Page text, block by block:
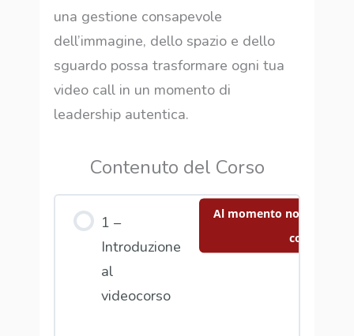
una gestione consapevole
dell’immagine, dello spazio e dello
sguardo possa trasformare ogni tua
video call in un momento di
leadership autentica.
Contenuto del Corso
1 –
Introduzione
al
videocorso
Al momento non hai
contenuto